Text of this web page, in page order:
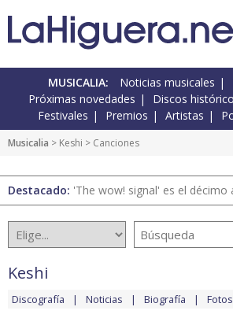
MUSICALIA: Noticias musicales
Próximas novedades
Discos
Festivales
Premios Artistas
Musicalia > Keshi > Canciones
Destacado: 'The wow! signal' es el décimo
Keshi
Discografía Noticias Biografía Fotos